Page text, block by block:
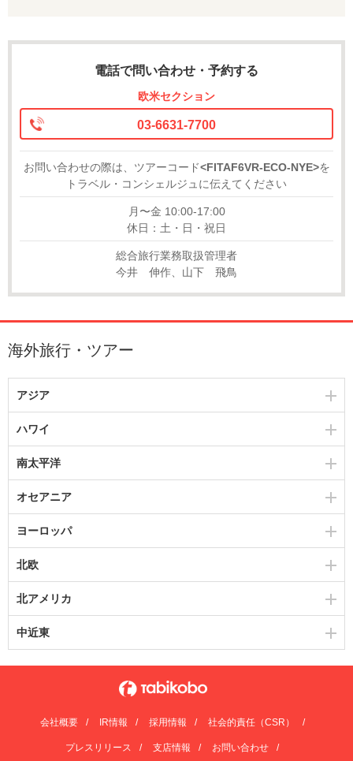
電話で問い合わせ・予約する
欧米セクション
03-6631-7700
お問い合わせの際は、ツアーコード<FITAF6VR-ECO-NYE>を
トラベル・コンシェルジュに伝えてください
月〜金 10:00-17:00
休日：土・日・祝日
総合旅行業務取扱管理者
今井 伸作、山下 飛鳥
海外旅行・ツアー
アジア
ハワイ
南太平洋
オセアニア
ヨーロッパ
北欧
北アメリカ
中近東
会社概要 IR情報 採用情報 社会的責任（CSR）
プレスリリース 支店情報 お問い合わせ